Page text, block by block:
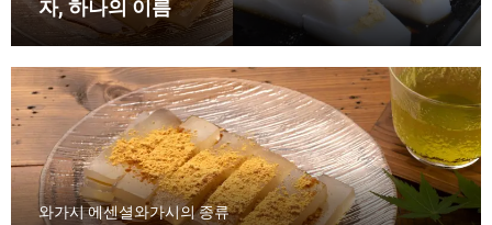
자, 하나의 이름
와가시 에센셜와가시의 종류